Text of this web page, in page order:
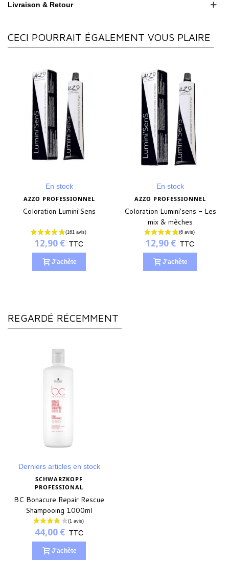
Livraison & Retour
CECI POURRAIT ÉGALEMENT VOUS PLAIRE
En stock
AZZO PROFESSIONNEL
Coloration Lumini'Sens
12,90 € TTC
J'achète
En stock
AZZO PROFESSIONNEL
Coloration Lumini'sens - Les
mix & mèches
12,90 € TTC
J'achète
REGARDÉ RÉCEMMENT
Derniers articles en stock
SCHWARZKOPF
PROFESSIONAL
BC Bonacure Repair Rescue
Shampooing 1000ml
44,00 € TTC
J'achète